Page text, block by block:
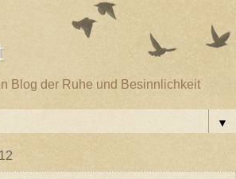
Blog der Ruhe und Besinnlichkeit
▼